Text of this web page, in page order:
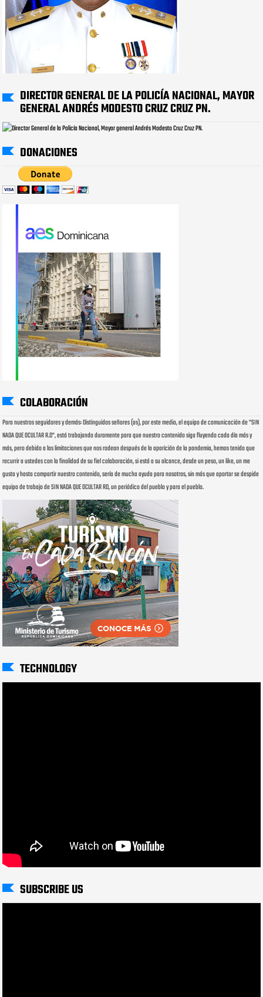
DIRECTOR GENERAL DE LA POLICÍA NACIONAL, MAYOR
GENERAL ANDRÉS MODESTO CRUZ CRUZ PN.
DONACIONES
COLABORACIÓN
Para nuestros seguidores y demás: Distinguidos señores (as), por este medio, el equipo de comunicación de "SIN
NADA QUE OCULTAR R.D", está trabajando duramente para que nuestro contenido siga fluyendo cada día más y
más, pero debido a las limitaciones que nos rodean después de la aparición de la pandemia, hemos tenido que
recurrir a ustedes con la finalidad de su fiel colaboración, si está a su alcance, desde un peso, un like, un me
gusta y hasta compartir nuestro contenido, sería de mucha ayuda para nosotros, sin más que aportar se despide
equipo de trabajo de SIN NADA QUE OCULTAR RD, un periódico del pueblo y para el pueblo.
TECHNOLOGY
SUBSCRIBE US